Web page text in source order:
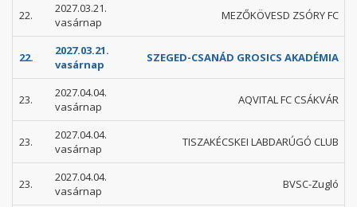
22.
2027.03.21.
vasárnap
MEZŐKÖVESD ZSÓRY FC
22.
2027.03.21.
vasárnap
SZEGED-CSANÁD GROSICS AKADÉMIA
23.
2027.04.04.
vasárnap
AQVITAL FC CSÁKVÁR
23.
2027.04.04.
vasárnap
TISZAKÉCSKEI LABDARÚGÓ CLUB
23.
2027.04.04.
vasárnap
BVSC-Zugló